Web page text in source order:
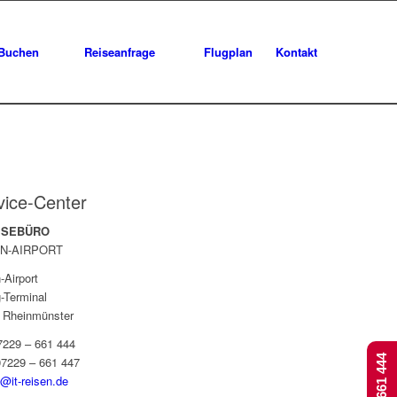
Reiseanfrage Flugplan Kontakt
Center
AIRPORT
Airport
– 661 444
– 661 447
reisen.de